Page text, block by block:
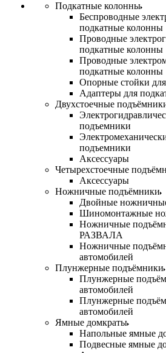
Подкатные колонны
Беспроводные
подкатные колонны
Проводные
подкатные колонны
Проводные
подкатные колонны
Опорные стойки
Адаптеры для
Двухстоечные
подъемники
подъемники
Аксессуары
Четырехстоечные
Аксессуары
Ножничные подъёмники
Двойные
Шиномонтажные
Ножничные
РАЗВАЛА
Ножничные
автомобилей
Плунжерные подъёмники
Плунжерные
автомобилей
Плунжерные
автомобилей
Ямные домкраты
Напольные ямные
Подвесные ямные